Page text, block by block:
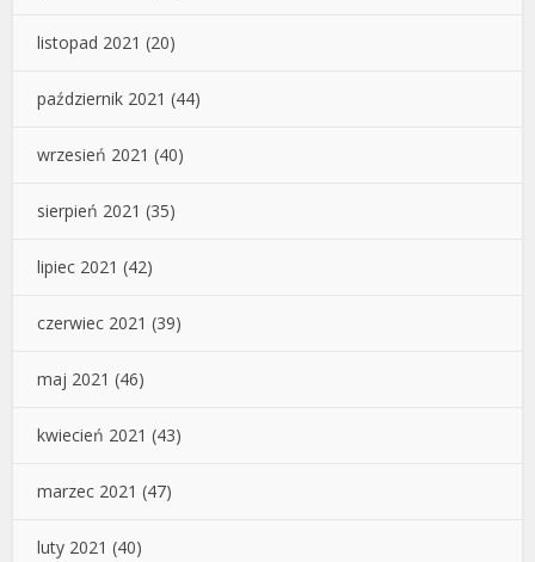
listopad 2021 (20)
październik 2021 (44)
wrzesień 2021 (40)
sierpień 2021 (35)
lipiec 2021 (42)
czerwiec 2021 (39)
maj 2021 (46)
kwiecień 2021 (43)
marzec 2021 (47)
luty 2021 (40)